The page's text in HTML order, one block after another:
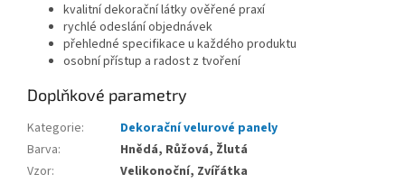
kvalitní dekorační látky ověřené praxí
rychlé odeslání objednávek
přehledné specifikace u každého produktu
osobní přístup a radost z tvoření
Doplňkové parametry
Kategorie:
Dekorační velurové panely
Barva:
Hnědá, Růžová, Žlutá
Vzor:
Velikonoční, Zvířátka